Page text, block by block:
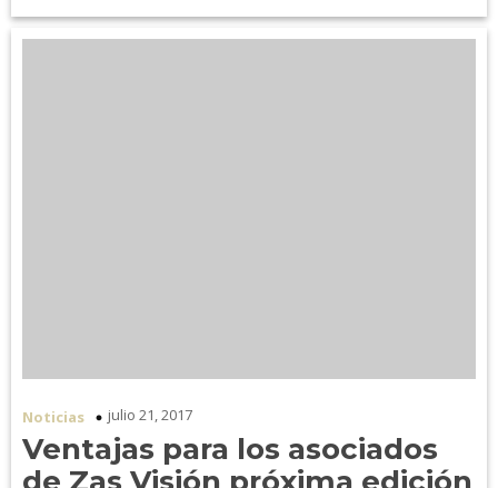
Noticias julio 21, 2017
Ventajas para los asociados